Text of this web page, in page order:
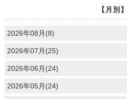
【月別】
2026年08月(8)
2026年07月(25)
2026年06月(24)
2026年05月(24)